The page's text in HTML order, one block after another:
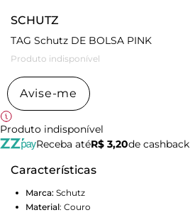
SCHUTZ
TAG Schutz DE BOLSA PINK
Produto indisponível
Avise-me
Produto indisponível
Receba atéR$ 3,20de cashback
Características
Marca: Schutz
Material: Couro